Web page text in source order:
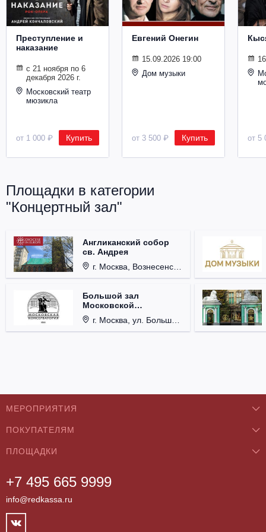
Металл
Преступление и
наказание
с 21 ноября по 6
декабря 2026 г.
Московский театр
мюзикла
от 1 000 ₽ Купить
Евгений Онегин
15.09.2026 19:00
Дом музыки
от 3 500 ₽ Купить от 5
Площадки в категории
"Концертный зал"
Англиканский собор
св. Андрея
г. Москва, Вознесенский пер., д. 8/5, стр. 3.
Большой зал
Московской
консерватории им. П.И.
Чайковского
г. Москва, ул. Большая Никитская, д. 13.
+7 495 665 9999
info@redkassa.ru
МЕРОПРИЯТИЯ
Концерты
Классика
Театры
Фестивали
Спорт
ПОКУПАТЕЛЯМ
О нас
Как купить
Возврат билетов
Контакты
ПЛОЩАДКИ
Бар/Ресторан/Кафе
Клуб
Концертный зал